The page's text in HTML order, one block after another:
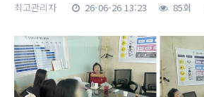
최고관리자 26-06-26 13:23 85회
본문